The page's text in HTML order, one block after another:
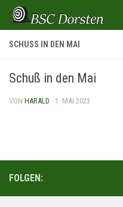
Zum Inhalt springen
SCHUSS IN DEN MAI
Schuß in den Mai
VON HARALD · 1. MAI 2023
FOLGEN: